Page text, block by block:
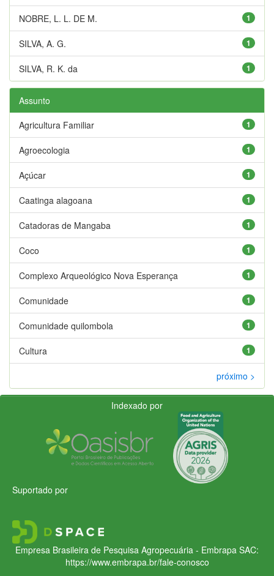
1
NOBRE, L. L. DE M.
1
SILVA, A. G.
1
SILVA, R. K. da
Assunto
1
Agricultura Familiar
1
Agroecologia
1
Açúcar
1
Caatinga alagoana
1
Catadoras de Mangaba
1
Coco
1
Complexo Arqueológico Nova Esperança
1
Comunidade
1
Comunidade quilombola
1
Cultura
próximo >
Indexado por
Suportado por
Empresa Brasileira de Pesquisa Agropecuária - Embrapa SAC:
https://www.embrapa.br/fale-conosco